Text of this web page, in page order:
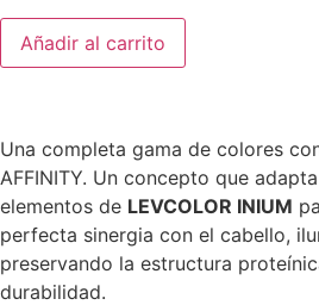
Añadir al carrito
Una completa gama de colores
AFFINITY. Un concepto que
elementos de LEVCOLOR INIUM
perfecta sinergia con el cabello,
preservando la estructura
durabilidad.